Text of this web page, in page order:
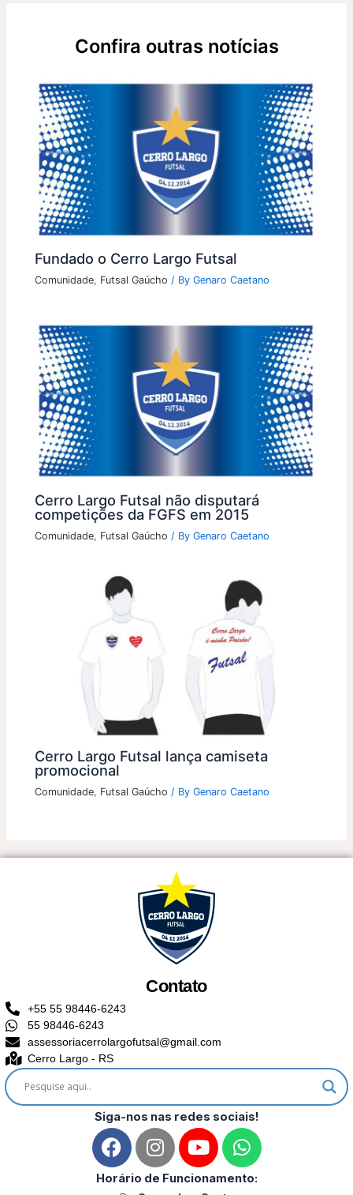
Confira outras notícias
Fundado o Cerro Largo Futsal
Comunidade, Futsal Gaúcho / ByGenaro Caetano
Cerro Largo Futsal não disputará
competições da FGFS em 2015
Comunidade, Futsal Gaúcho / ByGenaro Caetano
Cerro Largo Futsal lança camiseta
promocional
Comunidade, Futsal Gaúcho / ByGenaro Caetano
Contato
+55 55 98446-6243
55 98446-6243
assessoriacerrolargofutsal@gmail.com
Cerro Largo - RS
Siga-nos nas redes sociais!
F
a
c
I
n
s
Y
o
u
W
h
a
Horário de Funcionamento: